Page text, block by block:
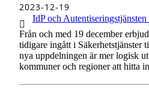
1 av 1
2023-12-19
IdP och
Från och med 19 december
tidigare ingått i Säkerhetstjänster
nya uppdelningen är mer logisk
kommuner och regioner att hitta